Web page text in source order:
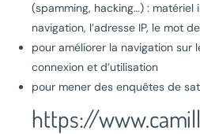
(spamming, hacking…) :
navigation, l’adresse IP, le mot
pour améliorer la navigation sur
connexion et d’utilisation
pour mener des enquêtes de
https://